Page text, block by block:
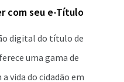
com seu e-Título
digital do título de
uma gama de
vida do cidadão em